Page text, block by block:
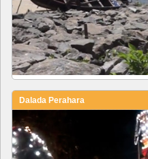
Dalada Perahara